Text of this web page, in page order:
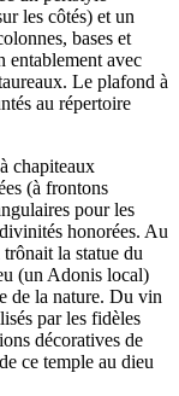
les côtés) et un
bases et
entablement avec
Le plafond à
au répertoire
chapiteaux
(à frontons
pour les
honorées. Au
la statue du
(un Adonis local)
de la nature. Du vin
par les fidèles
décoratives de
ce temple au dieu